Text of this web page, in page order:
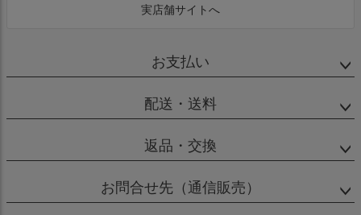
実店舗サイトへ
お支払い
配送・送料
返品・交換
お問合せ先（通信販売）